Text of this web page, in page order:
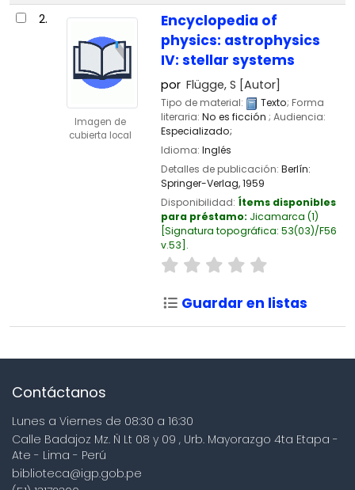
2.
Imagen de
cubierta local
Encyclopedia of
physics: astrophysics
IV: stellar systems
por Flügge, S [Autor]
Tipo de material: Texto; Forma
literaria: No es ficción ; Audiencia:
Especializado;
Idioma: Inglés
Detalles de publicación: Berlín:
Springer-Verlag,1959
Disponibilidad: Ítems disponibles
para préstamo: Jicamarca (1)
Signatura topográfica: 53(03)/F56
v.53 .
Guardar en listas
Contáctanos
Lunes a Viernes de 08:30 a 16:30
Calle Badajoz Mz. Ñ Lt 08 y 09 , Urb. Mayorazgo 4ta Etapa -
Ate - Lima - Perú
biblioteca@igp.gob.pe